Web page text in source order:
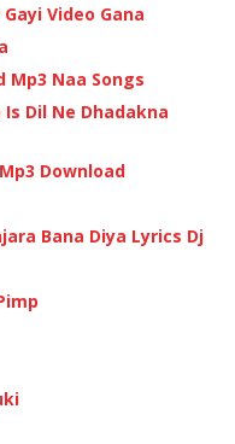
Video Gana
Mp3 Naa Songs
Is Dil Ne Dhadakna
Download
Bana Diya Lyrics Dj